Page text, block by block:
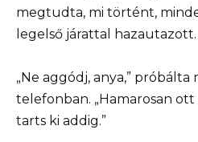
megtudta, mi történt,
legelső járattal hazautazott.
„Ne aggódj, anya,”
telefonban. „Hamarosan ott
tarts ki addig.”